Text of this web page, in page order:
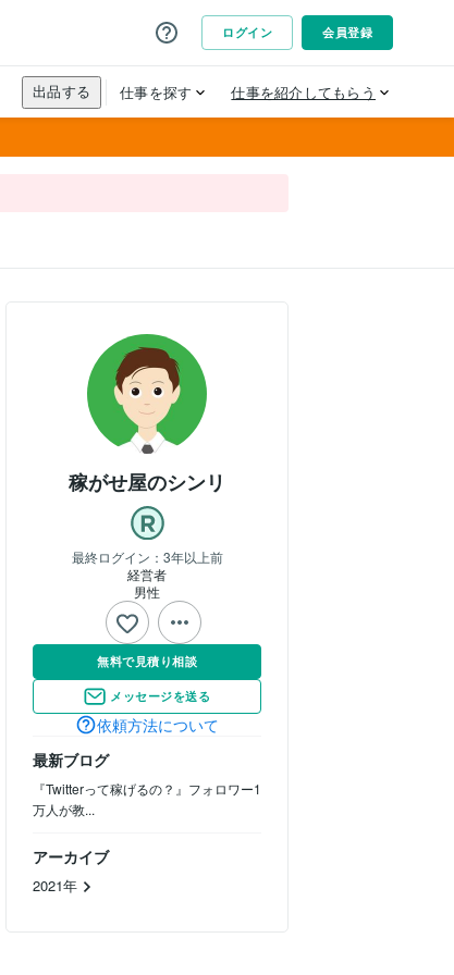
稼がせ屋のシンリ
最終ログイン： 3年以上前
経営者
男性
無料で見積り相談
メッセージを送る
依頼方法について
最新ブログ
『Twitterって稼げるの？』フォロワー1
万人が教...
アーカイブ
2021年